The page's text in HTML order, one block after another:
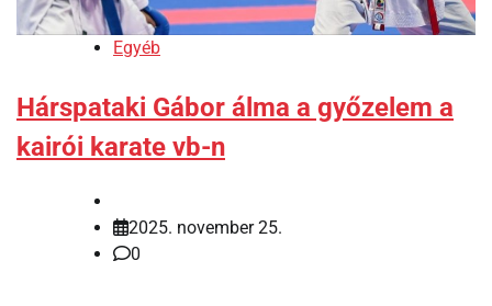
Egyéb
Hárspataki Gábor álma a győzelem a
kairói karate vb-n
2025. november 25.
0